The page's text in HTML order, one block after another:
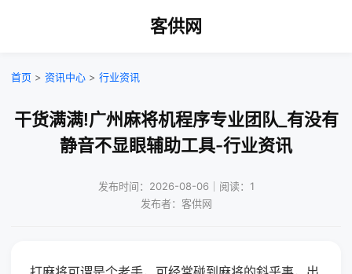
客供网
首页 > 资讯中心 > 行业资讯
干货满满!广州麻将机程序专业团队_有没有
静音不显眼辅助工具-行业资讯
发布时间：2026-08-06｜阅读：1
发布者：客供网